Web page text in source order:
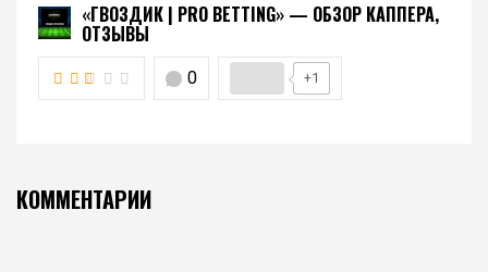
«ГВОЗДИК | PRO BETTING» — ОБЗОР КАППЕРА,
ОТЗЫВЫ
0 +1
КОММЕНТАРИИ